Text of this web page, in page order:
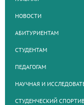
НОВОСТИ
АБИТУРИЕНТАМ
СТУДЕНТАМ
ПЕДАГОГАМ
НАУЧНАЯ И
СТУДЕНЧЕСКИЙ